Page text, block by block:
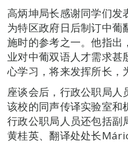
高炳坤局长感谢同学们发
为特区政府日后制订中
施时的参考之一。他指出
业对中葡双语人才需求甚
心学习，将来发挥所长，
座谈会后，行政公职局人
该校的同声传译实验室和
行政公职局人员还包括副
黄桂英、翻译处处长